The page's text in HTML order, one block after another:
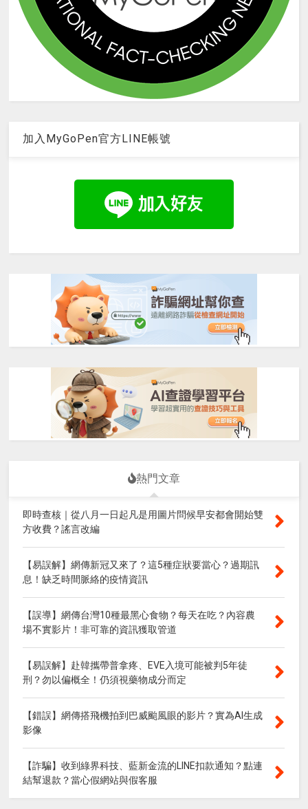
加入MyGoPen官方LINE帳號
熱門文章
即時查核｜從八月一日起凡是用圖片問候早安都會開始雙
方收費？謠言改編
【易誤解】網傳新冠又來了？這5種症狀要當心？過期訊
息！缺乏時間脈絡的疫情資訊
【誤導】網傳台灣10種最黑心食物？每天在吃？內容農
場不實影片！非可靠的資訊獲取管道
【易誤解】赴韓攜帶普拿疼、EVE入境可能被判5年徒
刑？勿以偏概全！仍須視藥物成分而定
【錯誤】網傳搭飛機拍到巴威颱風眼的影片？實為AI生成
影像
【詐騙】收到綠界科技、藍新金流的LINE扣款通知？點連
結幫退款？當心假網站與假客服